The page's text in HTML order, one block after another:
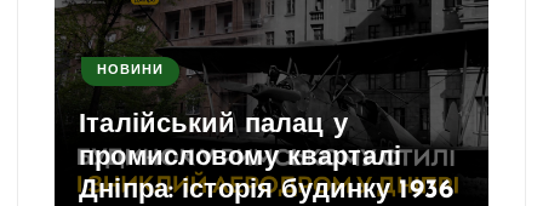
НОВИНИ
Італійський палац у
промисловому кварталі
Дніпра: історія будинку 1936